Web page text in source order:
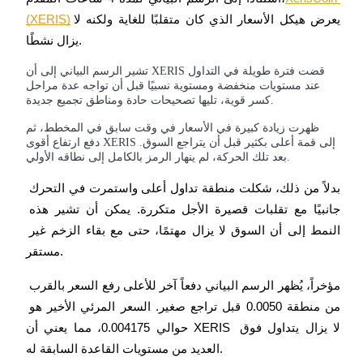
Launchpool
الرهان المرن لكسب العملات الرقمية الشهيرة
عمليات احتجاز BTR
(XERIS)
يزال نشطًا.
تشير الرسم البياني إلى أن XERIS قضت فترة طويلة في التداول
عند مستويات منخفضة ومستوية نسبيًا قبل أن تواجه عدة مراحل
كسر قوية، تليها تصحيحات حادة ومناطق تجميع جديدة.
ظهرت زيادة كبيرة في الأسعار في وقت سابق في المخطط، ثم
دفع ارتفاع أقوى XERIS إلى قمة أعلى بكثير قبل أن يتراجع السوق.
بعد تلك الحركة، لم ينهار الرمز بالكامل إلى نطاقه الأولي.
مستقر.
حوالي 0.004175، مما يعني أن XERIS لا يزال يتداول فوق
العديد من مستويات القاعدة السابقة له.